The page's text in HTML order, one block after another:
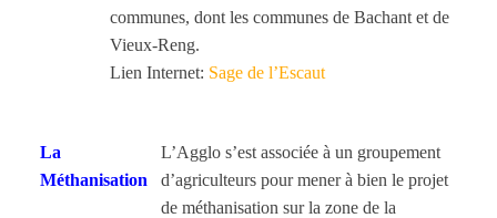
communes, dont les communes de Bachant et de
Vieux-Reng.
Lien Internet: Sage de l’Escaut
La
Méthanisation
L’Agglo s’est associée à un groupement
d’agriculteurs pour mener à bien le projet
de méthanisation sur la zone de la